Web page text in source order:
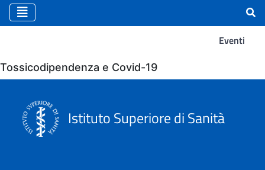
Eventi
Eventi
Tossicodipendenza e Covid-19
Istituto Superiore di Sanità